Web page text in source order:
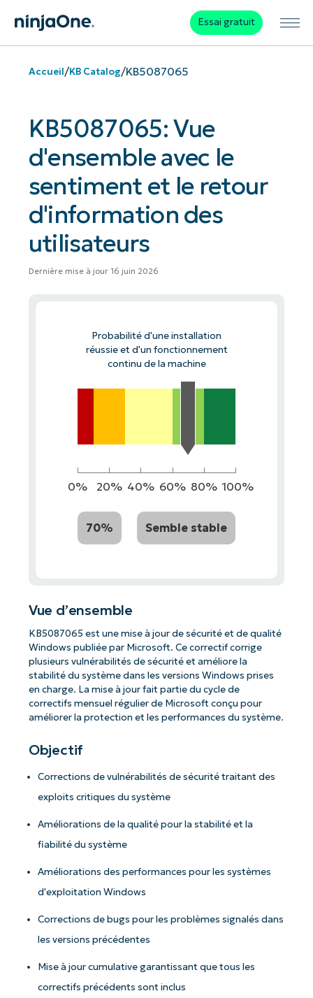
Essai gratuit
Accueil/KB Catalog/KB5087065
KB5087065: Vue
d'ensemble avec le
sentiment et le retour
d'information des
utilisateurs
Dernière mise à jour 16 juin 2026
Probabilité d'une installation
réussie et d'un fonctionnement
continu de la machine
0% 20% 40% 60% 80% 100%
70% Semble stable
Vue d’ensemble
KB5087065 est une mise à jour de sécurité et de qualité
Windows publiée par Microsoft. Ce correctif corrige
plusieurs vulnérabilités de sécurité et améliore la
stabilité du système dans les versions Windows prises
en charge. La mise à jour fait partie du cycle de
correctifs mensuel régulier de Microsoft conçu pour
améliorer la protection et les performances du système.
Objectif
Corrections de vulnérabilités de sécurité traitant des
exploits critiques du système
Améliorations de la qualité pour la stabilité et la
fiabilité du système
Améliorations des performances pour les systèmes
d'exploitation Windows
Corrections de bugs pour les problèmes signalés dans
les versions précédentes
Mise à jour cumulative garantissant que tous les
correctifs précédents sont inclus